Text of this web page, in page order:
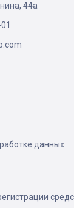
44а
данных